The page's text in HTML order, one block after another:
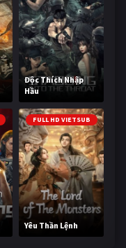
Độc Thích Nhập
Hầu
FULL HD VIETSUB
Yêu Thần Lệnh